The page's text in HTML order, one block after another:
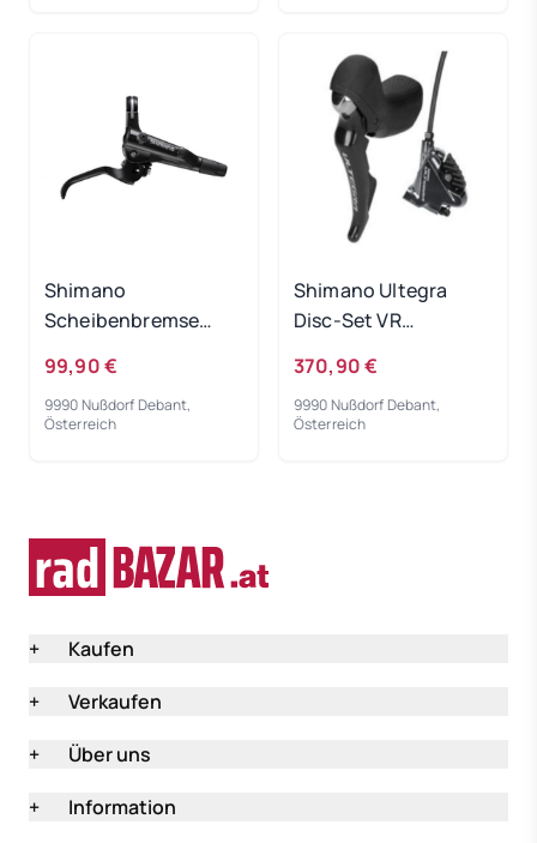
Shimano
Scheibenbremse
99,90 €
9990 Nußdorf Debant,
Österreich
Shimano Ultegra
Disc-Set VR
370,90 €
9990 Nußdorf Debant,
Österreich
+
Kaufen
+
Verkaufen
+
Über uns
+
Information